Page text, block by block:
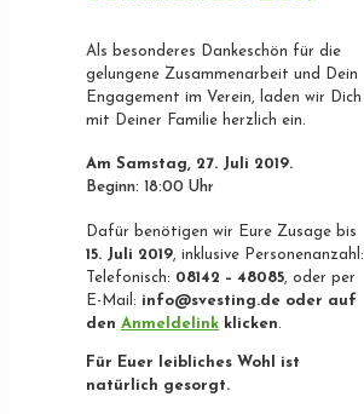
Als besonderes Dankeschön für die
gelungene Zusammenarbeit und Dein
Engagement im Verein, laden wir Dich
mit Deiner Familie herzlich ein.
Am Samstag, 27. Juli 2019.
Beginn: 18:00 Uhr
Dafür benötigen wir Eure Zusage bis
15. Juli 2019 , inklusive Personenanzahl:
Telefonisch: 08142 – 48085 , oder per
E-Mail: info@svesting.de oder auf
den Anmeldelink klicken
Für Euer leibliches Wohl ist
natürlich gesorgt.